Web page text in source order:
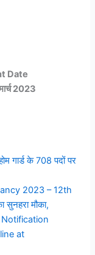
Date
2023
गार्ड के 708 पदों पर
2023 – 12th
मौका,
at